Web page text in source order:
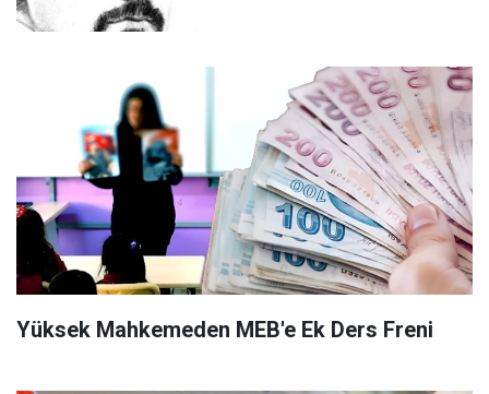
Yüksek Mahkemeden MEB'e Ek Ders Freni